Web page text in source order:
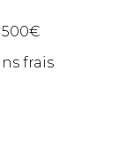
frais